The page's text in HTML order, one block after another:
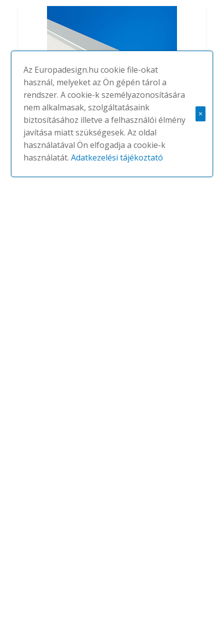
Akusto Wall C Akutex HS
ECOPHON
Az Europadesign.hu cookie file-okat
használ, melyeket az Ön gépén tárol a
rendszer. A cookie-k személyazonosítására
nem alkalmasak, szolgáltatásaink
biztosításához illetve a felhasználói élmény
javítása miatt szükségesek. Az oldal
használatával Ön elfogadja a cookie-k
használatát.Adatkezelési tájékoztató
×